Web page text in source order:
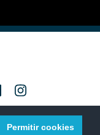
Permitir cookies